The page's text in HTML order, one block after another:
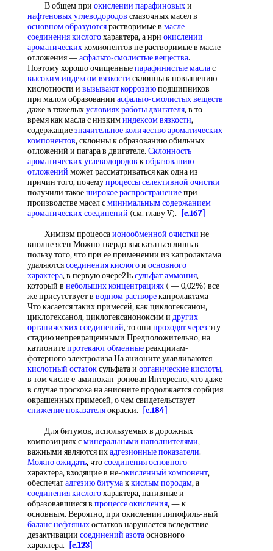
В общем при окислении парафиновыхи
нафтеновых углеводородов смазочных масел в
основном образуютсярастворимые в масле
соединения кислогохарактера, а нри окислении
ароматическихкомионентов не растворимые в масле
отложения —асфальто-смолистые вещества.
Поэтому хорошо очищенныепарафинистые маслас
высоким индексом вязкости склонны к повышению
кислотности и вызывают коррозиюподшипников
при малом образовании асфальто-смолистых веществ
даже в тяжелыхусловиях работы двигателя, в то
время как масла с низкиминдексом вязкости,
содержащиезначительное количествоароматических
компонентов, склонны к образованию обильных
отложений и пагара в двигателе. Склонность
ароматических углеводородов кобразованию
отложений может рассматриваться как одна из
причин того, почемупроцессы селективной очистки
получили такоеширокое распространениепри
производстве масел сминимальным содержанием
ароматических соединений (см. главу V).
[c.167]
Химизм процеосаионообменной очистки не
вполне ясен Можно твердо высказаться лишь в
пользу того, что при ее применении из капролактама
удаляютсясоединения кислогои основного
характера, в первую очере21ьсульфат аммония,
который в небольших концентрациях ( — 0,02%) все
же присутствует в водном растворекапролактама
Что касается таких примесей, как циклогексанон,
циклогексанол, циклогексаноноксим и других
органических соединений, то они проходят через эту
стадию непревращенными Предположительно, на
катионитепротекают обменныереакцииам-
фотерного электролиза На анионите улавливаются
кислотный остатоксульфата и органические кислоты,
в том числе е-аминокап-роновая Интересно, что даже
в случае проскока на анионите продолжается сорбция
окрашенных примесей, о чем свидетельствует
снижение показателяокраски.
[c.184]
Для битумов, используемых в дорожных
композициях сминеральными наполнителями,
важными являются ихадгезионные показатели.
Можно ожидать, чтосоединения основного
характера, входящие в не-окисленный компонент,
обеспечатадгезию битумаккислым породам, а
соединения кислогохарактера, нативные и
образовавшиеся в процессе окисления, — к
основным. Вероятно, при окислении липофиль-ный
баланс нефтяныхостатков нарушается вследствие
дезактивации соединений азотаосновного
характера.
[c.123]